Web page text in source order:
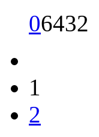
06432
1
2